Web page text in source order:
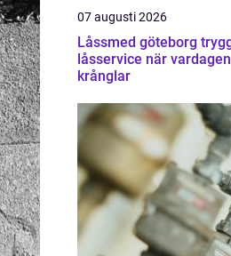
07 augusti 2026
Låssmed göteborg trygg
låsservice när vardagen
krånglar